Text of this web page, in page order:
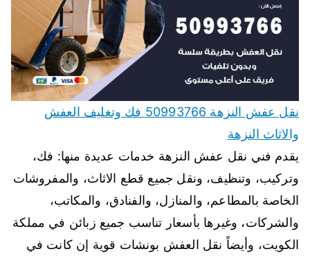
نقل عفش النزهة 50993766 فك وتغليف العفش
والاثاث النزهة
يقدم فني نقل عفش النزهة خدمات عديدة منها: فك،
وتركيب، وتنظيف، ونقل جميع قطع الاثاث، والمفروشات
الخاصة بالمطاعم، والمنازل، والفنادق، والمكاتب،
والشركات، وغيرها بأسعار تناسب جميع زبائن في مملكة
الكويت، وأيضاً نقل العفش بونشات قوية إن كانت في